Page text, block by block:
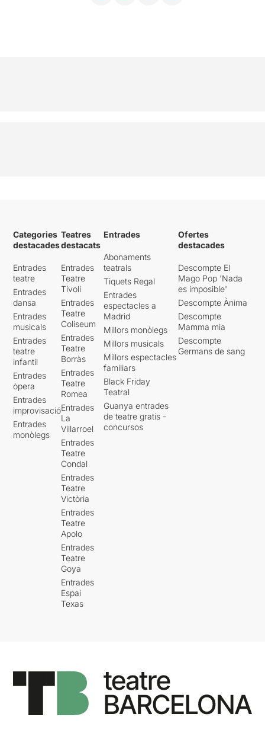
Categories
destacades
Entrades
teatre
Entrades
dansa
Entrades
musicals
Entrades
teatre
infantil
Entrades
òpera
Entrades
improvisació
Entrades
monòlegs
Teatres
destacats
Entrades
Teatre
Tívoli
Entrades
Teatre
Coliseum
Entrades
Teatre
Borràs
Entrades
Teatre
Romea
Entrades
La
Villarroel
Entrades
Teatre
Condal
Entrades
Teatre
Victòria
Entrades
Teatre
Apolo
Entrades
Teatre
Goya
Entrades
Espai
Texas
Entrades
Abonaments
teatrals
Tiquets Regal
Entrades
espectacles a
Madrid
Millors monòlegs
Millors musicals
Millors espectacles
familiars
Black Friday
Teatral
Guanya entrades
de teatre gratis -
concursos
Ofertes
destacades
Descompte El
Mago Pop 'Nada
es imposible'
Descompte Ànima
Descompte
Mamma mia
Descompte
Germans de sang